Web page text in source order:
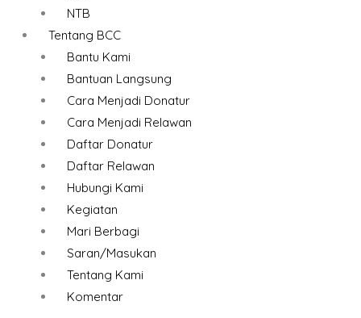
NTB
Tentang BCC
Bantu Kami
Bantuan Langsung
Cara Menjadi Donatur
Cara Menjadi Relawan
Daftar Donatur
Daftar Relawan
Hubungi Kami
Kegiatan
Mari Berbagi
Saran/Masukan
Tentang Kami
Komentar